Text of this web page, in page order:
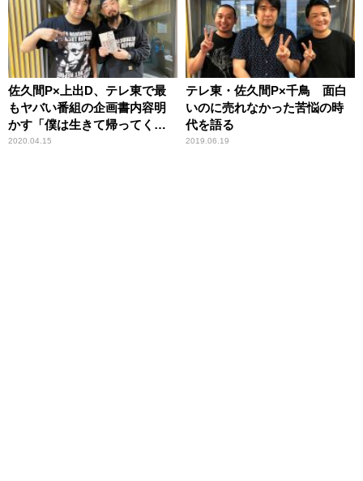
佐久間P×上出D、テレ東で最
もヤバい番組の企画書内容明
かす「僕は生きて帰ってくる
ことができるんです」
2020.04.15
テレ東・佐久間P×千鳥 面白
いのに売れなかった苦悩の時
代を語る
2019.06.19